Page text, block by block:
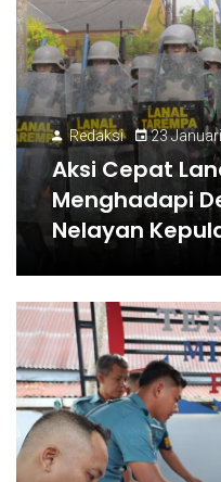
Redaksi 23
Aksi Cepat
Menghadapi
Nelayan